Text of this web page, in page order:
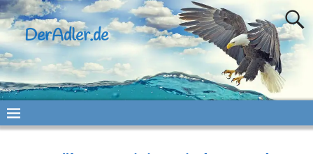
DerAdler.de